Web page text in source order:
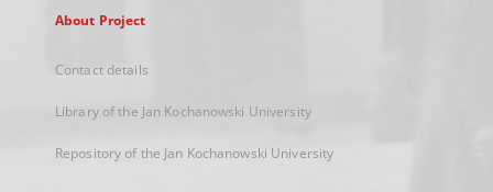
About Project
Contact details
Library of the Jan Kochanowski University
Repository of the Jan Kochanowski University